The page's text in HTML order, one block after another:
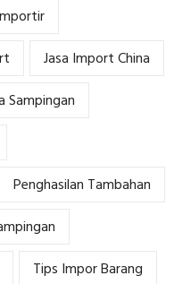
Jasa Import China
Sampingan
Penghasilan Tambahan
Tips Impor Barang